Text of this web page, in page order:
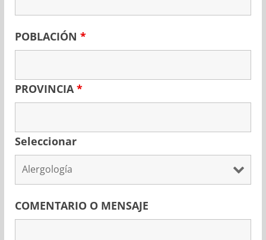
POBLACIÓN *
PROVINCIA*
Seleccionar
COMENTARIO O MENSAJE